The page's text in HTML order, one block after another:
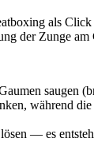
als
der Zunge am
saugen
während
— es